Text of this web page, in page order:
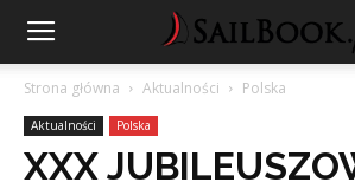
Strona główna Aktualności Polska
Aktualności Polska
XXX